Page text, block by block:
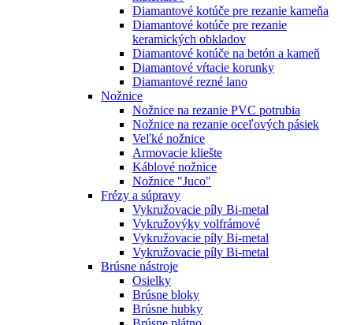
Diamantové kotúče pre rezanie kameňa
Diamantové kotúče pre rezanie
keramických obkladov
Diamantové kotúče na betón a kameň
Diamantové vŕtacie korunky
Diamantové rezné lano
Nožnice
Nožnice na rezanie PVC potrubia
Nožnice na rezanie oceľových pásiek
Veľké nožnice
Armovacie kliešte
Káblové nožnice
Nožnice "Juco"
Frézy a súpravy
Vykružovacie píly Bi-metal
Vykružovýky volfrámové
Vykružovacie píly Bi-metal
Vykružovacie píly Bi-metal
Brúsne nástroje
Osielky
Brúsne bloky
Brúsne hubky